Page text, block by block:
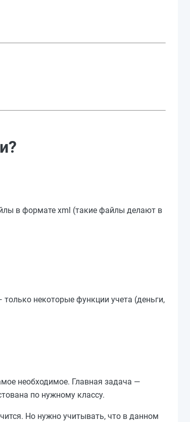
в формате xml (такие файлы делают в
некоторые функции учета (деньги,
необходимое. Главная задача —
по нужному классу.
Но нужно учитывать, что в данном